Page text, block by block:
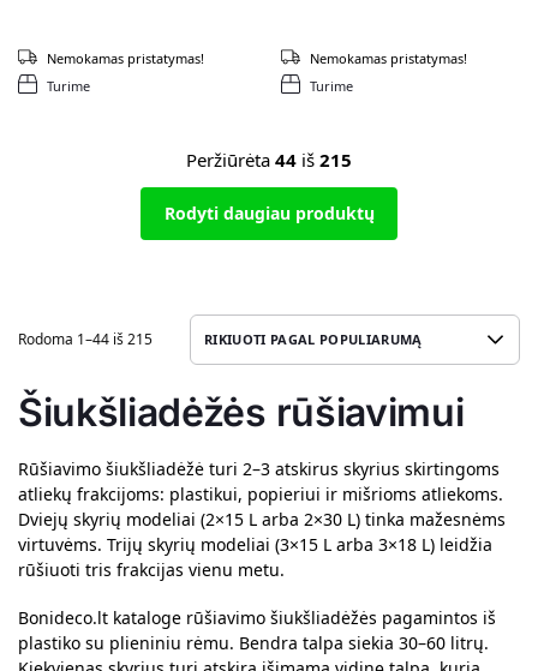
Turime
Nemokamas pristatymas!
Turime
Nemokamas pristatymas!
Peržiūrėta 44 iš 215
Rodyti daugiau produktų
Rodoma 1–44 iš 215
Šiukšliadėžės rūšiavimui
Rūšiavimo šiukšliadėžė turi 2–3 atskirus skyrius skirtingoms
atliekų frakcijoms: plastikui, popieriui ir mišrioms atliekoms.
Dviejų skyrių modeliai (2×15 L arba 2×30 L) tinka mažesnėms
virtuvėms. Trijų skyrių modeliai (3×15 L arba 3×18 L) leidžia
rūšiuoti tris frakcijas vienu metu.
Bonideco.lt kataloge rūšiavimo šiukšliadėžės pagamintos iš
plastiko su plieniniu rėmu. Bendra talpa siekia 30–60 litrų.